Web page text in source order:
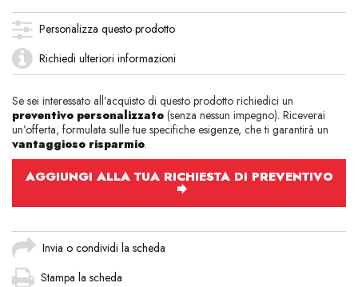
Personalizza questo prodotto
Richiedi ulteriori informazioni
Se sei interessato all’acquisto di questo prodotto richiedici un
preventivo personalizzato (senza nessun impegno). Riceverai
un’offerta, formulata sulle tue specifiche esigenze, che ti garantirà un
vantaggioso risparmio.
AGGIUNGI ALLA TUA RICHIESTA DI PREVENTIVO
Invia o condividi la scheda
Stampa la scheda